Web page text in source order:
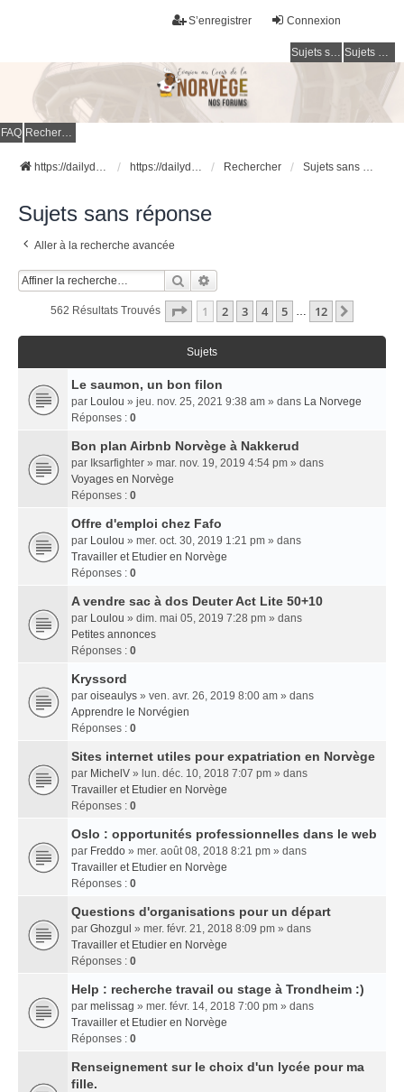
Connexion
S’enregistrer
Sujets sans réponse Sujets actifs
FAQ Rechercher
https://dailydigesthub.com https://dailydigesthub.com Rechercher Sujets sans réponse
Sujets sans réponse
Aller à la recherche avancée
Rechercher
562 Résultats Trouvés Page 1Sur
1 2 3 4 5 … 12
Sujets
Le saumon, un bon filon
par Loulou » jeu. nov. 25, 2021 9:38 am » dans La Norvege
Réponses : 0
Bon plan Airbnb Norvège à Nakkerud
par Iksarfighter » mar. nov. 19, 2019 4:54 pm » dans
Voyages en Norvège
Réponses : 0
Offre d'emploi chez Fafo
par Loulou » mer. oct. 30, 2019 1:21 pm » dans
Travailler et Etudier en Norvège
Réponses : 0
A vendre sac à dos Deuter Act Lite 50+10
par Loulou » dim. mai 05, 2019 7:28 pm » dans
Petites annonces
Réponses : 0
Kryssord
par oiseaulys » ven. avr. 26, 2019 8:00 am » dans
Apprendre le Norvégien
Réponses : 0
Sites internet utiles pour expatriation en Norvège
par MichelV » lun. déc. 10, 2018 7:07 pm » dans
Travailler et Etudier en Norvège
Réponses : 0
Oslo : opportunités professionnelles dans le web
par Freddo » mer. août 08, 2018 8:21 pm » dans
Travailler et Etudier en Norvège
Réponses : 0
Questions d'organisations pour un départ
par Ghozgul » mer. févr. 21, 2018 8:09 pm » dans
Travailler et Etudier en Norvège
Réponses : 0
Help : recherche travail ou stage à Trondheim :)
par melissag » mer. févr. 14, 2018 7:00 pm » dans
Travailler et Etudier en Norvège
Réponses : 0
Renseignement sur le choix d'un lycée pour ma
fille.